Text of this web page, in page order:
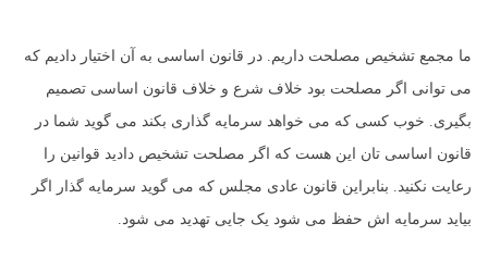
ما مجمع تشخیص مصلحت داریم. در قانون اساسی به آن اختیار دادیم که
می توانی اگر مصلحت بود خلاف شرع و خلاف قانون اساسی تصمیم
بگیری. خوب کسی که می خواهد سرمایه گذاری بکند می گوید شما در
قانون اساسی تان این هست که اگر مصلحت تشخیص دادید قوانین را
رعایت نکنید. بنابراین قانون عادی مجلس که می گوید سرمایه گذار اگر
بیاید سرمایه اش حفظ می شود یک جایی تهدید می شود.